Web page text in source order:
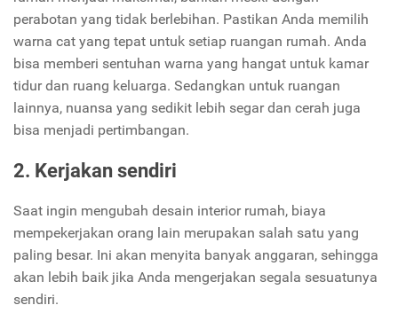
perabotan yang tidak berlebihan. Pastikan Anda memilih
warna cat yang tepat untuk setiap ruangan rumah. Anda
bisa memberi sentuhan warna yang hangat untuk kamar
tidur dan ruang keluarga. Sedangkan untuk ruangan
lainnya, nuansa yang sedikit lebih segar dan cerah juga
bisa menjadi pertimbangan.
2. Kerjakan sendiri
Saat ingin mengubah desain interior rumah, biaya
mempekerjakan orang lain merupakan salah satu yang
paling besar. Ini akan menyita banyak anggaran, sehingga
akan lebih baik jika Anda mengerjakan segala sesuatunya
sendiri.